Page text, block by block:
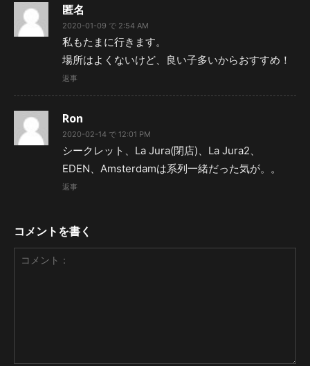
匿名
2020-01-09 で 2:54 AM
私もたまに行きます。
場所はよくないけど、良い子多いからおすすめ！
返事
Ron
2020-02-14 で 12:01 PM
シークレット、La Jura(閉店)、La Jura2、
EDEN、Amsterdamは系列一緒だった気が。。
返事
コメントを書く